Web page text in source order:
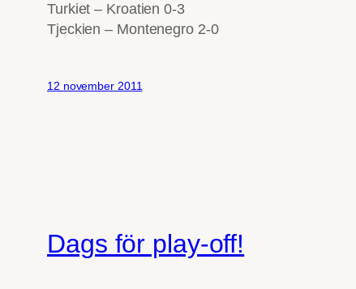
Turkiet – Kroatien 0-3
Tjeckien – Montenegro 2-0
12 november 2011
Dags för play-off!